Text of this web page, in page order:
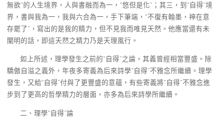
無欲”的人生境界，人與書融而為一，“悠但是化”；其三，到“自得”境
界，書與我為一，我與六合為一，手下筆端，“不復有翰墨，神在意
存罷了”，寫出的是我的精力，但不見我而唯見天然。他應當還有未
闡明的話，即這天然之精力乃是天理風行。
如上所述，理學發生之前的“自得”之論，其義曾經相當豐盛。除
驕傲自溢之義外，年夜多寄義為后來詩學“自得”不雅念所繼續。理學
發生，又給“自得”付與了更豐盛的意蘊，有些寄義將“自得”不雅念進
步到了更高的哲學精力的層面，亦多為后來詩學所繼續。
二、理學“自得”論